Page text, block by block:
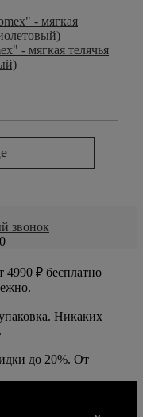
- мягкая телячья
звонок
4990 ₽ бесплатно
Никаких
до 20%. От